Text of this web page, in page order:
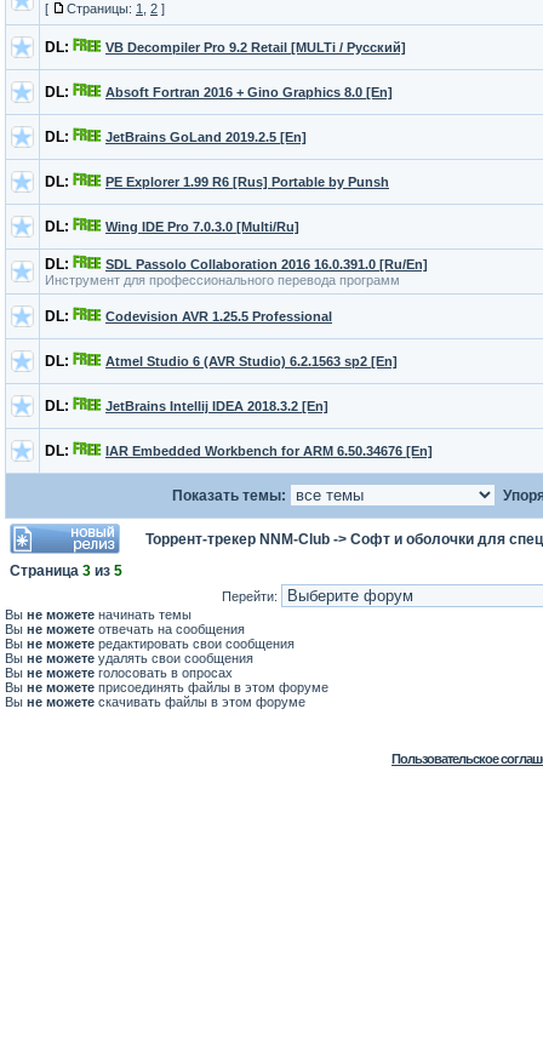
[
Страницы: 1 2 ]
DL: VB Decompiler Pro 9.2 Retail [MULTi / Русский]
DL: Absoft Fortran 2016 + Gino Graphics 8.0 [En]
DL: JetBrains GoLand 2019.2.5 [En]
DL: PE Explorer 1.99 R6 [Rus] Portable by Punsh
DL: Wing IDE Pro 7.0.3.0 [Multi/Ru]
DL:
SDL Passolo Collaboration 2016 16.0.391.0 [Ru/En]
Инструмент для профессионального перевода программ
DL: Codevision AVR 1.25.5 Professional
DL: Atmel Studio 6 (AVR Studio) 6.2.1563 sp2 [En]
DL: JetBrains Intellij IDEA 2018.3.2 [En]
DL: IAR Embedded Workbench for ARM 6.50.34676 [En]
Показать темы:
Торрент-трекер NNM-Club -> Софт и оболочки для
Страница 3 из 5
Перейти:
Вы не можете начинать темы
Вы не можете отвечать на сообщения
Вы не можете редактировать свои сообщения
Вы не можете удалять свои сообщения
Вы не можете голосовать в опросах
Вы не можете присоединять файлы в этом форуме
Вы не можете скачивать файлы в этом форуме
Пользовательское